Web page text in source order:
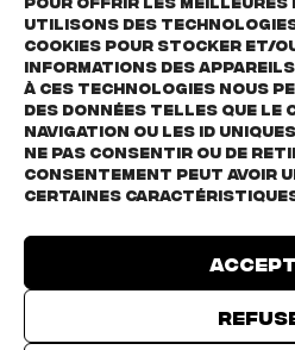
utilisons des
cookies pour stocker et/
informations des
à ces technologies nous
des données telles que le
navigation ou les ID
ne pas consentir ou de
consentement peut avoir
certaines
TOUS LES